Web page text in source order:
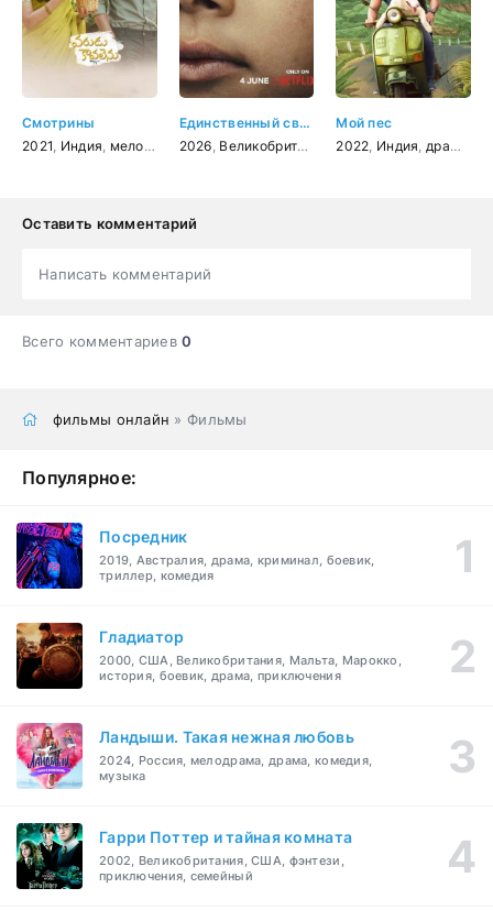
Смотрины
2021 Индия мелодрама
Единственный свидетель
2026 Великобритания США, драма криминал
Мой пес
2022 Индия драма
Оставить комментарий
Написать комментарий
Всего комментариев0
фильмы онлайн » Фильмы
Популярное:
Посредник
2019, Австралия, драма, криминал, боевик,
триллер, комедия
Гладиатор
2000, США, Великобритания, Мальта, Марокко,
история, боевик, драма, приключения
Ландыши. Такая нежная любовь
2024, Россия, мелодрама, драма, комедия,
музыка
Гарри Поттер и тайная комната
2002, Великобритания, США, фэнтези,
приключения, семейный